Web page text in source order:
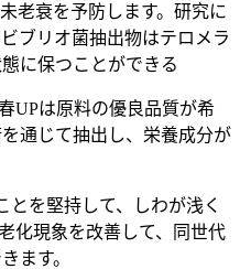
老衰を予防します。研究に
ブリオ菌抽出物はテロメラ
に保つことができる
UPは原料の優良品質が希
通じて抽出し、栄養成分が
を堅持して、しわが浅く
化現象を改善して、同世代
ます。